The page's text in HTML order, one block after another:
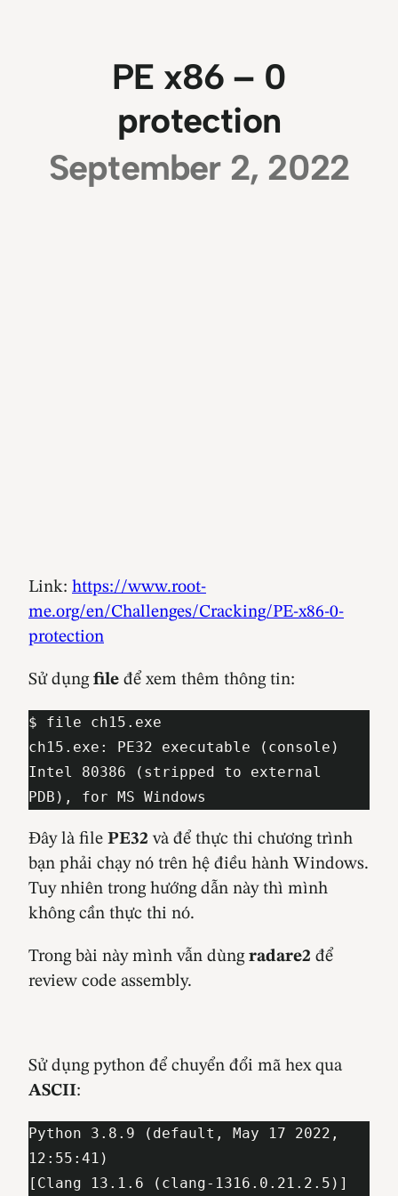
PE x86 – 0
protection
September 2, 2022
Link: https://www.root-
me.org/en/Challenges/Cracking/PE-x86-0-
protection
Sử dụng file để xem thêm thông tin:
$ file ch15.exe
ch15.exe: PE32 executable (console)
Intel 80386 (stripped to external
PDB), for MS Windows
Đây là file PE32 và để thực thi chương trình
bạn phải chạy nó trên hệ điều hành Windows.
Tuy nhiên trong hướng dẫn này thì mình
không cần thực thi nó.
Trong bài này mình vẫn dùng radare2 để
review code assembly.
Sử dụng python để chuyển đổi mã hex qua
ASCII:
Python 3.8.9 (default, May 17 2022,
12:55:41)
[Clang 13.1.6 (clang-1316.0.21.2.5)]